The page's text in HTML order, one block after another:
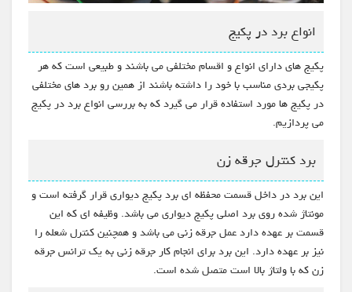
انواع برد در پکیج
پکیج های دارای انواع و اقسام مختلفی می باشند و طبیعی است که هر
پکیجی بردی مناسب با خود را داشته باشند از همین رو برد های مختلفی
در پکیج ها مورد استفاده قرار می گیرد که به بررسی انواع برد در پکیج
می پردازیم.
برد کنترل جرقه زن
این برد در داخل قسمت محفظه ای برد پکیج دیواری قرار گرفته است و
مونتاژ شده روی برد اصلی پکیج دیواری می باشد. وظیفه ای که این
قسمت بر عهده دارد عمل جرقه زنی می باشد و همچنین کنترل شعله را
نیز بر عهده دارد. این برد برای انجام کار جرقه زنی به یک ترانس جرقه
زن که با ولتاژ بالا است متصل شده است.